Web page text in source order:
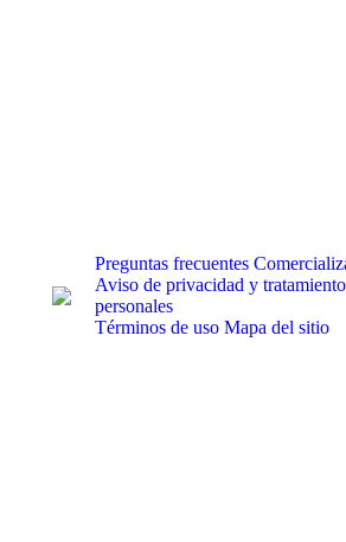
Preguntas frecuentes
Aviso de privacidad y
personales
Términos de uso Mapa del sitio